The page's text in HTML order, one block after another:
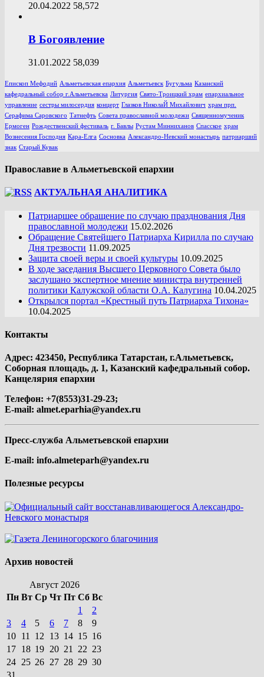
20.04.2022 58,572
В Богоявление
31.01.2022 58,039
Епископ Мефодий Альметьевская епархия Альметьевск Бугульма Казанский
кафедральный собор г.Альметьевска Литургия Свято-Троицкий храм епархиальное
управление сестры милосердия концерт Глазков НиколаЙ Михайлович храм прп.
Серафима Саровского Татнефть Совета православной молодежи Священномученик
Ермоген Рождественский фестиваль г. Бавлы Рустам Минниханов Спасское храм
Вознесения Господня Кара-Елга Сосновка Александро-Невский монастырь патриарший
знак Старый Кувак
Православие в Альметьевской епархии
АКТУАЛЬНАЯ АНАЛИТИКА
Патриаршее обращение по случаю празднования Дня
православной молодежи 15.02.2026
Обращение Святейшего Патриарха Кирилла по случаю
Дня трезвости 11.09.2025
Защита своей веры и своей культуры 10.09.2025
В ходе заседания Высшего Церковного Совета было
заслушано экспертное мнение министра внутренней
политики Калужской области О.А. Калугина 10.04.2025
Открылся портал «Крестный путь Патриарха Тихона»
10.04.2025
Контакты
Адрес: 423450, Республика Татарстан, г.Альметьевск,
Соборная площадь, д. 1, Казанский кафедральный собор.
Канцелярия епархии
Телефон: +7(8553)31-29-23;
E-mail: almet.eparhia@yandex.ru
Пресс-служба Альметьевской епархии
E-mail: info.almeteparh@yandex.ru
Полезные ресурсы
Архив новостей
Август 2026
Пн Вт Ср Чт Пт Сб Вс
1
2
3
4 5 6 7 8
9
10 11 12 13 14 15 16
17 18 19 20 21 22 23
24 25 26 27 28 29 30